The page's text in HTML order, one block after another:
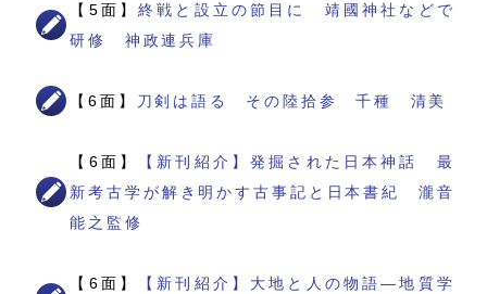
【5面】終戦と設立の節目に 靖國神社などで
研修 神政連兵庫
【6面】 刀剣は語る その陸拾参 千種 清美
【6面】
【新刊紹介】発掘された日本神話 最
新考古学が解き明かす古事記と日本書紀 瀧音
能之監修
【6面】
【新刊紹介】大地と人の物語―地質学